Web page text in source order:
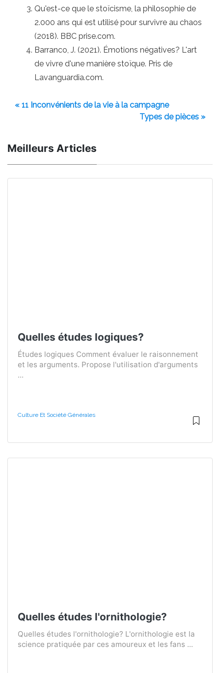
Qu'est-ce que le stoïcisme, la philosophie de
2.000 ans qui est utilisé pour survivre au chaos
(2018). BBC prise.com.
Barranco, J. (2021). Émotions négatives? L'art
de vivre d'une manière stoïque. Pris de
Lavanguardia.com.
« 11 Inconvénients de la vie à la campagne
Types de pièces »
Meilleurs Articles
Quelles études logiques?
Études logiques Comment évaluer le raisonnement
et les arguments. Propose l'utilisation d'arguments
...
Culture Et Société Générales
Quelles études l'ornithologie?
Quelles études l'ornithologie? L'ornithologie est la
science pratiquée par ces amoureux et les fans ...